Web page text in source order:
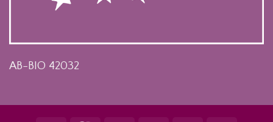
AB-BIO 42032